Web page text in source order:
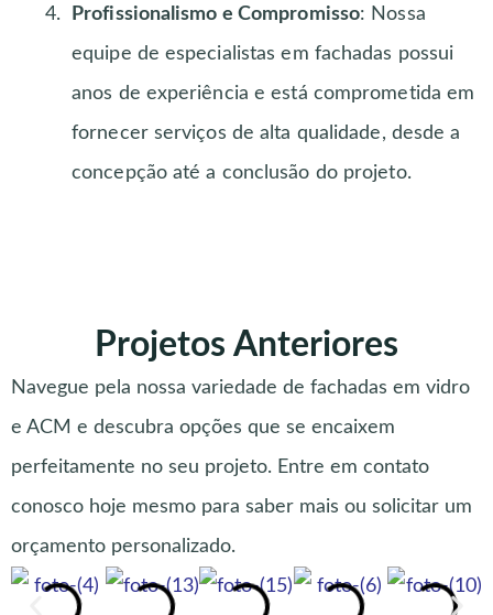
Profissionalismo e Compromisso: Nossa
equipe de especialistas em fachadas possui
anos de experiência e está comprometida em
fornecer serviços de alta qualidade, desde a
concepção até a conclusão do projeto.
Projetos Anteriores
Navegue pela nossa variedade de fachadas em vidro
e ACM e descubra opções que se encaixem
perfeitamente no seu projeto. Entre em contato
conosco hoje mesmo para saber mais ou solicitar um
orçamento personalizado.